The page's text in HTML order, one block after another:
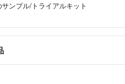
ンプル/トライアルキット